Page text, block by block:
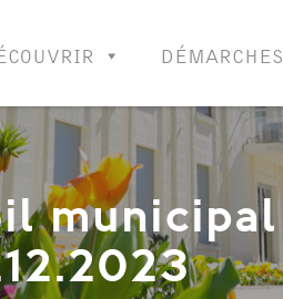
DÉMARCHES
municipal